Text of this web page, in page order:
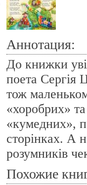
Аннотация:
До книжки
поета Сергія
тож
«хоробрих»
«кумедних»,
сторінках. А
розумників
Похожие